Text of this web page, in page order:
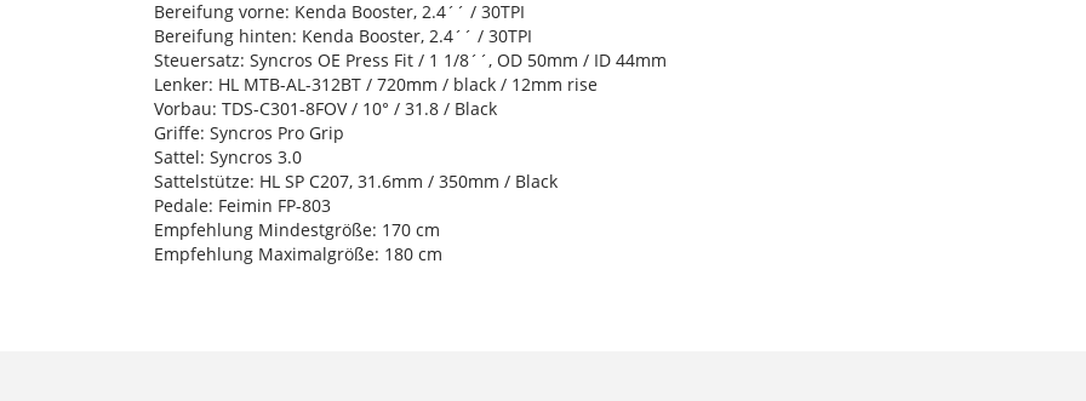
Bereifung vorne: Kenda Booster, 2.4´´ / 30TPI
Bereifung hinten: Kenda Booster, 2.4´´ / 30TPI
Steuersatz: Syncros OE Press Fit / 1 1/8´´, OD 50mm / ID 44mm
Lenker: HL MTB-AL-312BT / 720mm / black / 12mm rise
Vorbau: TDS-C301-8FOV / 10° / 31.8 / Black
Griffe: Syncros Pro Grip
Sattel: Syncros 3.0
Sattelstütze: HL SP C207, 31.6mm / 350mm / Black
Pedale: Feimin FP-803
Empfehlung Mindestgröße: 170 cm
Empfehlung Maximalgröße: 180 cm